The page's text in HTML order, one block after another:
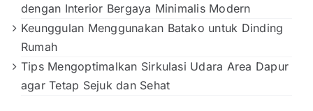
dengan Interior Bergaya Minimalis Modern
Keunggulan Menggunakan Batako untuk Dinding
Rumah
Tips Mengoptimalkan Sirkulasi Udara Area Dapur
agar Tetap Sejuk dan Sehat